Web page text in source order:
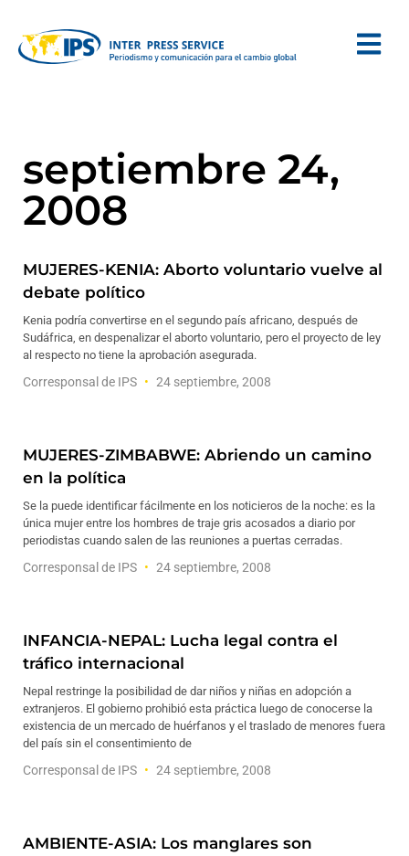
septiembre 24,
2008
MUJERES-KENIA: Aborto voluntario vuelve al
debate político
Kenia podría convertirse en el segundo país africano, después de
Sudáfrica, en despenalizar el aborto voluntario, pero el proyecto de ley
al respecto no tiene la aprobación asegurada.
Corresponsal de IPS 24 septiembre, 2008
MUJERES-ZIMBABWE: Abriendo un camino
en la política
Se la puede identificar fácilmente en los noticieros de la noche: es la
única mujer entre los hombres de traje gris acosados a diario por
periodistas cuando salen de las reuniones a puertas cerradas.
Corresponsal de IPS 24 septiembre, 2008
INFANCIA-NEPAL: Lucha legal contra el
tráfico internacional
Nepal restringe la posibilidad de dar niños y niñas en adopción a
extranjeros. El gobierno prohibió esta práctica luego de conocerse la
existencia de un mercado de huérfanos y el traslado de menores fuera
del país sin el consentimiento de
Corresponsal de IPS 24 septiembre, 2008
AMBIENTE-ASIA: Los manglares son